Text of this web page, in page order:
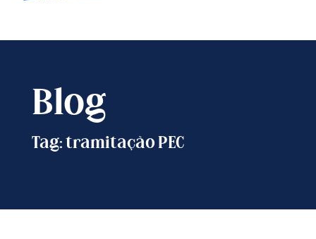
Blog
Tag: tramitação PEC